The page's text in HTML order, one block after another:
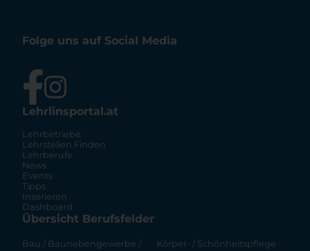
Folge uns auf Social Media
Lehrlinsportal.at
Lehrbetriebe
Lehrstellen Finden
Lehrberufe
News
Events
Tipps
Inserieren
Dashboard
Übersicht Berufsfelder
Bau / Baunebengewerbe /
Körper- / Schönheitspflege